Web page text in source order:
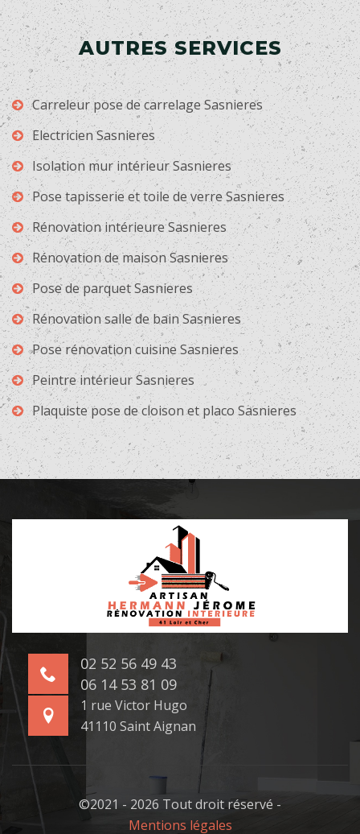
AUTRES SERVICES
Carreleur pose de carrelage Sasnieres
Electricien Sasnieres
Isolation mur intérieur Sasnieres
Pose tapisserie et toile de verre Sasnieres
Rénovation intérieure Sasnieres
Rénovation de maison Sasnieres
Pose de parquet Sasnieres
Rénovation salle de bain Sasnieres
Pose rénovation cuisine Sasnieres
Peintre intérieur Sasnieres
Plaquiste pose de cloison et placo Sasnieres
02 52 56 49 43
06 14 53 81 09
1 rue Victor Hugo
41110 Saint Aignan
©2021 - 2026 Tout droit réservé -
Mentions légales